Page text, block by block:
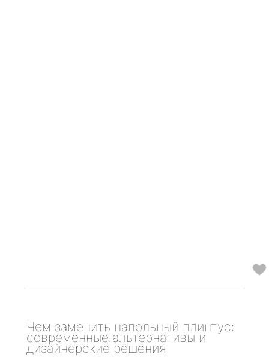
Чем заменить напольный плинтус:
современные альтернативы и
дизайнерские решения